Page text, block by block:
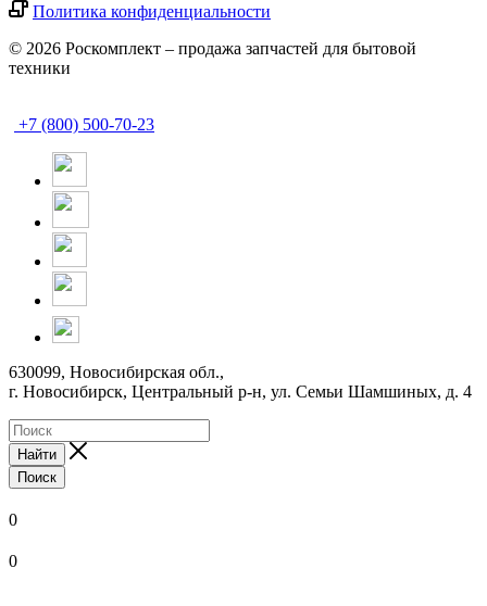
Политика конфиденциальности
© 2026 Роскомплект – продажа запчастей для бытовой
техники
+7 (800) 500-70-23
630099, Новосибирская обл.,
г. Новосибирск, Центральный р-н, ул. Семьи Шамшиных, д. 4
Найти
Поиск
0
0